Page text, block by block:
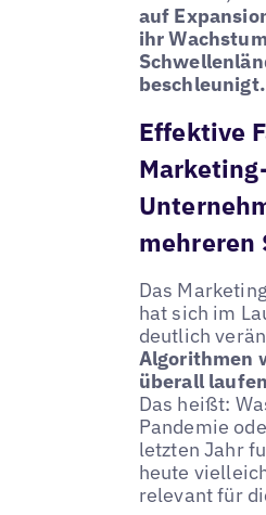
auf
ihr
beschleunigt.
Effektive
mehreren
Das
hat sich im
deutlich
Algorithmen
überall
Das heißt:
Pandemie
letzten Jahr
heute
relevant für